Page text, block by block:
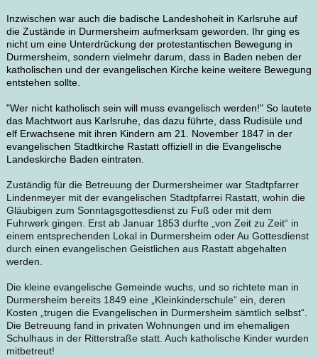
Inzwischen war auch die badische Landeshoheit in Karlsruhe auf
die Zustände in Durmersheim aufmerksam geworden. Ihr ging es
nicht um eine Unterdrückung der protestantischen Bewegung in
Durmersheim, sondern vielmehr darum, dass in Baden neben der
katholischen und der evangelischen Kirche keine weitere Bewegung
entstehen sollte.
"Wer nicht katholisch sein will muss evangelisch werden!" So lautete
das Machtwort aus Karlsruhe, das dazu führte, dass Rudisüle und
elf Erwachsene mit ihren Kindern am 21. November 1847 in der
evangelischen Stadtkirche Rastatt offiziell in die Evangelische
Landeskirche Baden eintraten.
Zuständig für die Betreuung der Durmersheimer war Stadtpfarrer
Lindenmeyer mit der evangelischen Stadtpfarrei Rastatt, wohin die
Gläubigen zum Sonntagsgottesdienst zu Fuß oder mit dem
Fuhrwerk gingen. Erst ab Januar 1853 durfte „von Zeit zu Zeit“ in
einem entsprechenden Lokal in Durmersheim oder Au Gottesdienst
durch einen evangelischen Geistlichen aus Rastatt abgehalten
werden.
Die kleine evangelische Gemeinde wuchs, und so richtete man in
Durmersheim bereits 1849 eine „Kleinkinderschule“ ein, deren
Kosten „trugen die Evangelischen in Durmersheim sämtlich selbst“.
Die Betreuung fand in privaten Wohnungen und im ehemaligen
Schulhaus in der Ritterstraße statt. Auch katholische Kinder wurden
mitbetreut!